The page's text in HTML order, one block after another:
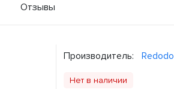
Отзывы
Производитель: Redodo
Нет в наличии